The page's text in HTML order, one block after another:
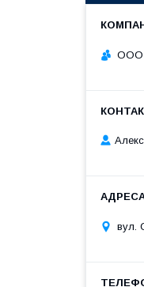
ООО
вул.